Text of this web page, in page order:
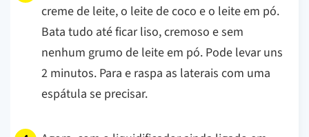
creme de leite, o leite de coco e o leite em pó.
Bata tudo até ficar liso, cremoso e sem
nenhum grumo de leite em pó. Pode levar uns
2 minutos. Para e raspa as laterais com uma
espátula se precisar.